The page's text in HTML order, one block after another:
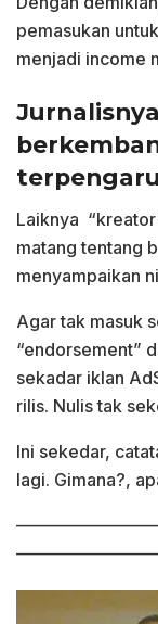
pemasukan
menjadi income
Laiknya
matang tentang
menyampaikan
Agar tak masuk
“endorsement”
sekadar iklan
rilis. Nulis tak
Ini sekedar,
lagi. Gimana?,